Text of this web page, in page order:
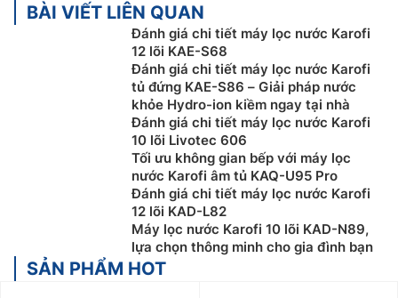
BÀI VIẾT LIÊN QUAN
Đánh giá chi tiết máy lọc nước Karofi
12 lõi KAE-S68
Đánh giá chi tiết máy lọc nước Karofi
tủ đứng KAE-S86 – Giải pháp nước
khỏe Hydro-ion kiềm ngay tại nhà
Đánh giá chi tiết máy lọc nước Karofi
10 lõi Livotec 606
Tối ưu không gian bếp với máy lọc
nước Karofi âm tủ KAQ-U95 Pro
Đánh giá chi tiết máy lọc nước Karofi
12 lõi KAD-L82
Máy lọc nước Karofi 10 lõi KAD-N89,
lựa chọn thông minh cho gia đình bạn
SẢN PHẨM HOT